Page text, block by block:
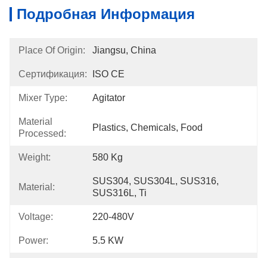
Подробная Информация
Place Of Origin: Jiangsu, China
Сертификация: ISO CE
Mixer Type: Agitator
Material
Processed:
Plastics, Chemicals, Food
Weight: 580 Kg
Material:
SUS304, SUS304L, SUS316,
SUS316L, Ti
Voltage: 220-480V
Power: 5.5 KW